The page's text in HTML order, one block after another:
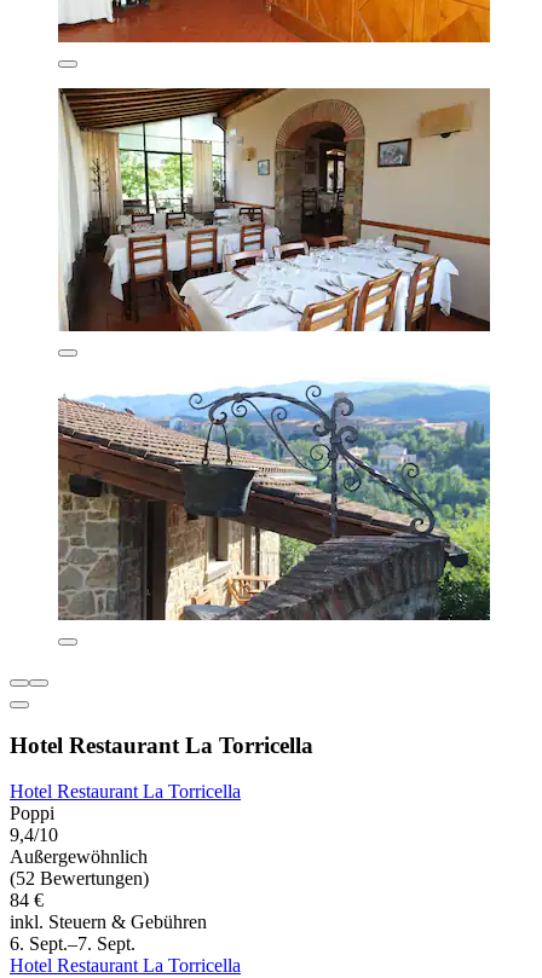
Hotel Restaurant La Torricella
Hotel Restaurant La Torricella
Poppi
9,4/10
Außergewöhnlich
(52 Bewertungen)
84 €
inkl. Steuern & Gebühren
6. Sept.–7. Sept.
Hotel Restaurant La Torricella